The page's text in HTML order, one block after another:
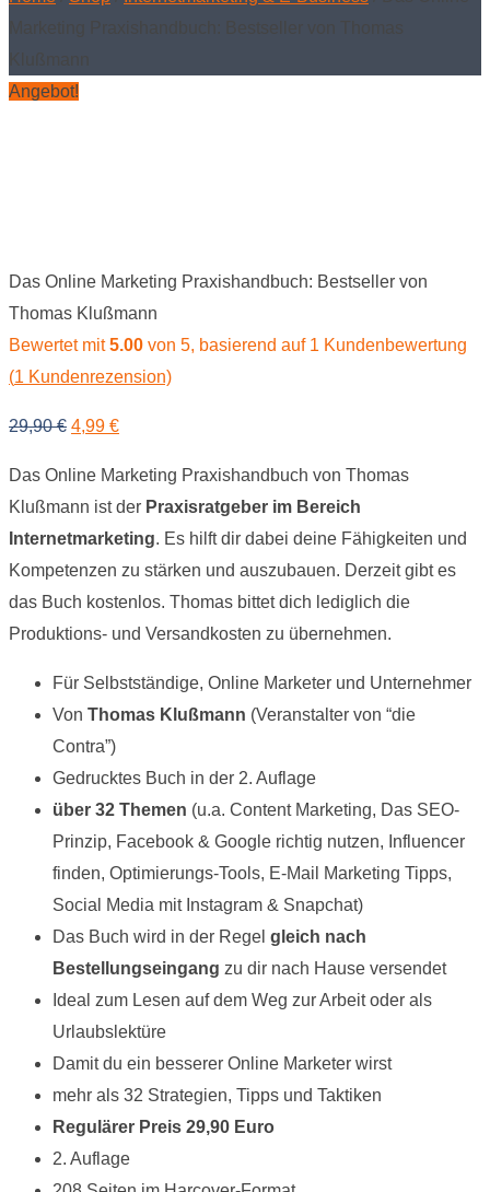
Angebot!
Das Online Marketing Praxishandbuch: Bestseller von
Thomas Klußmann
Bewertet mit5.00 von 5, basierend auf 1 Kundenbewertung
(1 Kundenrezension)
29,90€ Ursprünglicher
4,99 €Aktueller
Das Online Marketing Praxishandbuch von Thomas
Klußmann ist der Praxisratgeber im Bereich
Internetmarketing. Es hilft dir dabei deine Fähigkeiten und
Kompetenzen zu stärken und auszubauen. Derzeit gibt es
das Buch kostenlos. Thomas bittet dich lediglich die
Produktions- und Versandkosten zu übernehmen.
Für Selbstständige, Online Marketer und Unternehmer
Von Thomas Klußmann (Veranstalter von “die
Contra”)
Gedrucktes Buch in der 2. Auflage
über 32 Themen (u.a. Content Marketing, Das SEO-
Prinzip, Facebook & Google richtig nutzen, Influencer
finden, Optimierungs-Tools, E-Mail Marketing Tipps,
Social Media mit Instagram & Snapchat)
Das Buch wird in der Regel gleich nach
Bestellungseingang zu dir nach Hause versendet
Ideal zum Lesen auf dem Weg zur Arbeit oder als
Urlaubslektüre
Damit du ein besserer Online Marketer wirst
mehr als 32 Strategien, Tipps und Taktiken
Regulärer Preis 29,90 Euro
2. Auflage